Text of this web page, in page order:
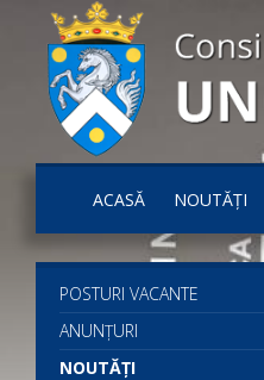
ACASĂ NOUTĂȚI
POSTURI VACANTE
ANUNȚURI
NOUTĂȚI